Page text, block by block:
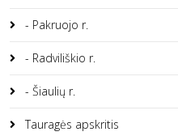
- Pakruojo r.
- Radviliškio r.
- Šiaulių r.
Tauragės apskritis